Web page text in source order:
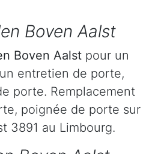
Boven Aalst
Boven Aalst pour un
entretien de porte,
porte. Remplacement
poignée de porte sur
3891 au Limbourg.